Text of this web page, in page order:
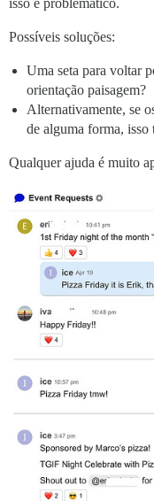
isso é problemático.
Possíveis soluções:
Uma seta para voltar
orientação paisagem?
Alternativamente, se
de alguma forma,
Qualquer ajuda é muito